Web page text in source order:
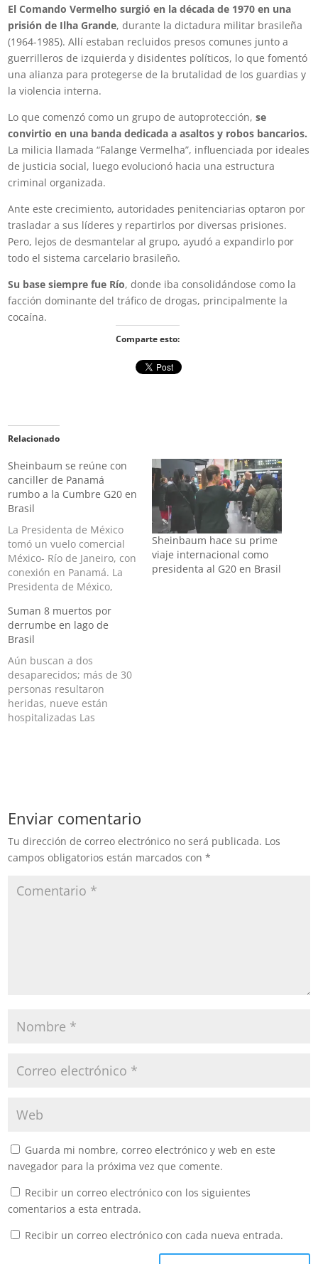
El Comando Vermelho surgió en la década de 1970 en una
prisión de Ilha Grande, durante la dictadura militar brasileña
(1964-1985). Allí estaban recluidos presos comunes junto a
guerrilleros de izquierda y disidentes políticos, lo que fomentó
una alianza para protegerse de la brutalidad de los guardias y
la violencia interna.
Lo que comenzó como un grupo de autoprotección, se
convirtio en una banda dedicada a asaltos y robos bancarios.
La milicia llamada “Falange Vermelha”, influenciada por ideales
de justicia social, luego evolucionó hacia una estructura
criminal organizada.
Ante este crecimiento, autoridades penitenciarias optaron por
trasladar a sus líderes y repartirlos por diversas prisiones.
Pero, lejos de desmantelar al grupo, ayudó a expandirlo por
todo el sistema carcelario brasileño.
Su base siempre fue Río, donde iba consolidándose como la
facción dominante del tráfico de drogas, principalmente la
cocaína.
Comparte esto:
Relacionado
Sheinbaum se reúne con
canciller de Panamá
rumbo a la Cumbre G20 en
Brasil
La Presidenta de México
tomó un vuelo comercial
México- Río de Janeiro, con
conexión en Panamá. La
Presidenta de México,
sostuvo una reunión con el
canciller de Panamá, Javier
Martínez-Acha Vásquez,
durante su paso por el
país centroamericano en
una conexión de su vuelo
comercial hacia Brasil,…
Sheinbaum hace su prime
viaje internacional como
presidenta al G20 en Brasil
Suman 8 muertos por
derrumbe en lago de
Brasil
Aún buscan a dos
desaparecidos; más de 30
personas resultaron
heridas, nueve están
hospitalizadas Las
derrumbe de un
en Minas Gerais. “Nuestro
equipo de búsqueda
Enviar comentario
Tu dirección de correo electrónico no será publicada. Los
campos obligatorios están marcados con*
Guarda mi nombre, correo electrónico y web en este
navegador para la próxima vez que comente.
Recibir un correo electrónico con los siguientes
comentarios a esta entrada.
Recibir un correo electrónico con cada nueva entrada.